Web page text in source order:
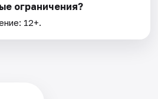
ограничения?
12+.